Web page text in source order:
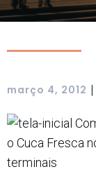
março 4, 2012 |